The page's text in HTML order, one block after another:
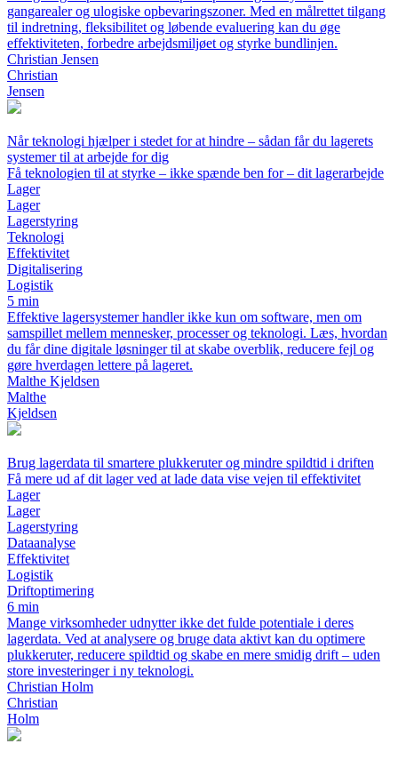
gangarealer og ulogiske opbevaringszoner. Med en målrettet tilgang
til indretning, fleksibilitet og løbende evaluering kan du øge
effektiviteten, forbedre arbejdsmiljøet og styrke bundlinjen.
Christian Jensen
Christian
Jensen
Når teknologi hjælper i stedet for at hindre – sådan får du lagerets
systemer til at arbejde for dig
Få teknologien til at styrke – ikke spænde ben for – dit lagerarbejde
Lager
Lager
Lagerstyring
Teknologi
Effektivitet
Digitalisering
Logistik
5 min
Effektive lagersystemer handler ikke kun om software, men om
samspillet mellem mennesker, processer og teknologi. Læs, hvordan
du får dine digitale løsninger til at skabe overblik, reducere fejl og
gøre hverdagen lettere på lageret.
Malthe Kjeldsen
Malthe
Kjeldsen
Brug lagerdata til smartere plukkeruter og mindre spildtid i driften
Få mere ud af dit lager ved at lade data vise vejen til effektivitet
Lager
Lager
Lagerstyring
Dataanalyse
Effektivitet
Logistik
Driftoptimering
6 min
Mange virksomheder udnytter ikke det fulde potentiale i deres
lagerdata. Ved at analysere og bruge data aktivt kan du optimere
plukkeruter, reducere spildtid og skabe en mere smidig drift – uden
store investeringer i ny teknologi.
Christian Holm
Christian
Holm